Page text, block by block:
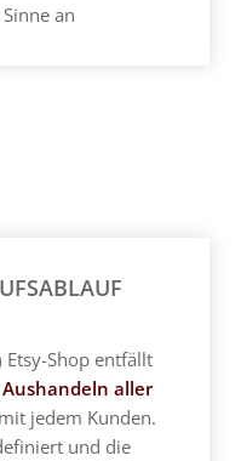
an
Shop entfällt
aller
mit jedem Kunden.
und die